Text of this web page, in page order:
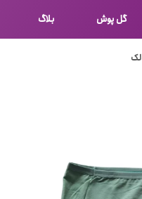
گل پوش بلاگ